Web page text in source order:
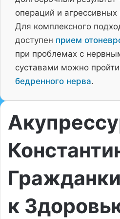
операций и
Для комплексного
доступен прием
при проблемах с
суставами можно
бедренного нерва.
к